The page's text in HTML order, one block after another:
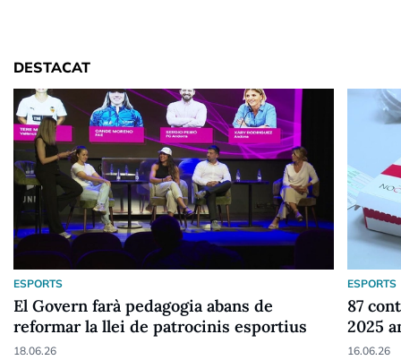
DESTACAT
ESPORTS
El Govern farà pedagogia abans de
reformar la llei de patrocinis esportius
18.06.26
ESPORTS
87
2025
16.06.26